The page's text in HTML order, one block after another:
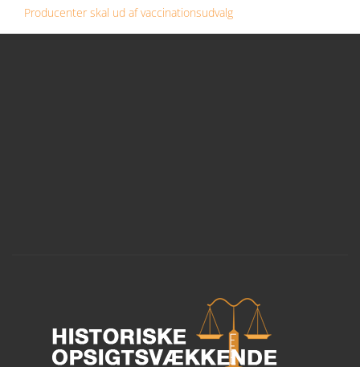
Producenter skal ud af vaccinationsudvalg